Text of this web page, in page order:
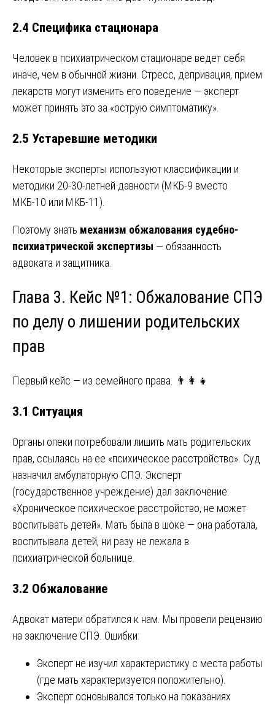
2.4 Специфика стационара
Человек в психиатрическом стационаре ведет себя
иначе, чем в обычной жизни. Стресс, депривация, прием
лекарств могут изменить его поведение — эксперт
может принять это за «острую симптоматику».
2.5 Устаревшие методики
Некоторые эксперты используют классификации и
методики 20-30-летней давности (МКБ-9 вместо
МКБ-10 или МКБ-11).
Поэтому знать механизм обжалования судебно-
психиатрической экспертизы — обязанность
адвоката и защитника.
Глава 3. Кейс №1: Обжалование СПЭ
по делу о лишении родительских
прав
Первый кейс — из семейного права. 👨‍👩‍👧
3.1 Ситуация
Органы опеки потребовали лишить мать родительских
прав, ссылаясь на ее «психическое расстройство». Суд
назначил амбулаторную СПЭ. Эксперт
(государственное учреждение) дал заключение:
«Хроническое психическое расстройство, не может
воспитывать детей». Мать была в шоке — она работала,
воспитывала детей, ни разу не лежала в
психиатрической больнице.
3.2 Обжалование
Адвокат матери обратился к нам. Мы провели рецензию
на заключение СПЭ. Ошибки:
Эксперт не изучил характеристику с места работы
(где мать характеризуется положительно).
Эксперт основывался только на показаниях